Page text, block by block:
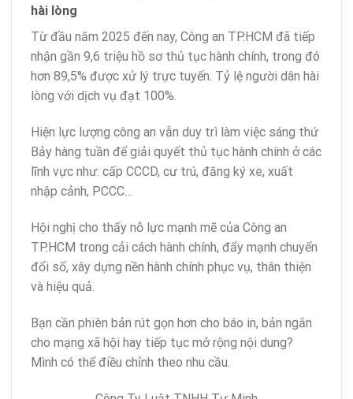
hài lòng
Từ đầu năm 2025 đến nay, Công an TP.HCM đã tiếp
nhận gần 9,6 triệu hồ sơ thủ tục hành chính, trong đó
hơn 89,5% được xử lý trực tuyến. Tỷ lệ người dân hài
lòng với dịch vụ đạt 100%.
Hiện lực lượng công an vẫn duy trì làm việc sáng thứ
Bảy hàng tuần để giải quyết thủ tục hành chính ở các
lĩnh vực như: cấp CCCD, cư trú, đăng ký xe, xuất
nhập cảnh, PCCC…
Hội nghị cho thấy nỗ lực mạnh mẽ của Công an
TP.HCM trong cải cách hành chính, đẩy mạnh chuyển
đổi số, xây dựng nền hành chính phục vụ, thân thiện
và hiệu quả.
Bạn cần phiên bản rút gọn hơn cho báo in, bản ngắn
cho mạng xã hội hay tiếp tục mở rộng nội dung?
Mình có thể điều chỉnh theo nhu cầu.